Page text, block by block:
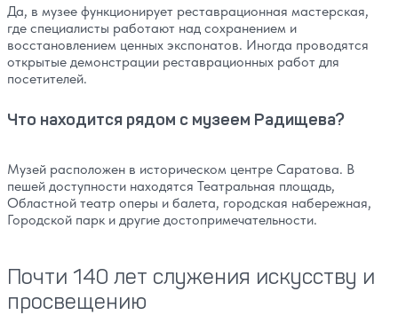
Да, в музее функционирует реставрационная мастерская,
где специалисты работают над сохранением и
восстановлением ценных экспонатов. Иногда проводятся
открытые демонстрации реставрационных работ для
посетителей.
Что находится рядом с музеем Радищева?
Музей расположен в историческом центре Саратова. В
пешей доступности находятся Театральная площадь,
Областной театр оперы и балета, городская набережная,
Городской парк и другие достопримечательности.
Почти 140 лет служения искусству и
просвещению